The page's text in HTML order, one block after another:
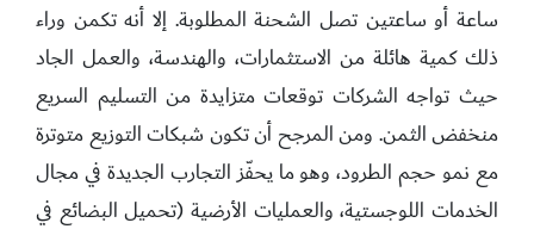
ساعة أو ساعتين تصل الشحنة المطلوبة. إلا أنه تكمن وراء
ذلك كمية هائلة من الاستثمارات، والهندسة، والعمل الجاد
حيث تواجه الشركات توقعات متزايدة من التسليم السريع
منخفض الثمن. ومن المرجح أن تكون شبكات التوزيع متوترة
مع نمو حجم الطرود، وهو ما يحفّز التجارب الجديدة في مجال
الخدمات اللوجستية، والعمليات الأرضية (تحميل البضائع في